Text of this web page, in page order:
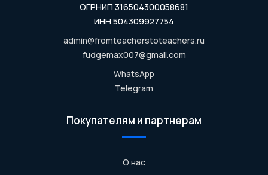
ОГРНИП 316504300058681
ИНН 504309927754
admin@fromteacherstoteachers.ru
fudgemax007@gmail.com
WhatsApp
Telegram
Покупателям и партнерам
О нас